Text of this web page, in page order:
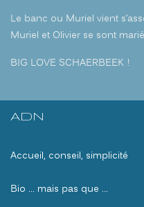
Le banc ou Muriel vient
Muriel et Olivier se sont
BIG LOVE SCHAERBEEK !
ADN
Accueil, conseil, simplicité
Bio … mais pas que …